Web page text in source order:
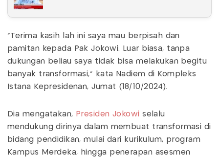
“Terima kasih lah ini saya mau berpisah dan
pamitan kepada Pak Jokowi. Luar biasa, tanpa
dukungan beliau saya tidak bisa melakukan begitu
banyak transformasi,” kata Nadiem di Kompleks
Istana Kepresidenan, Jumat (18/10/2024).
Dia mengatakan, Presiden Jokowi selalu
mendukung dirinya dalam membuat transformasi di
bidang pendidikan, mulai dari kurikulum, program
Kampus Merdeka, hingga penerapan asesmen